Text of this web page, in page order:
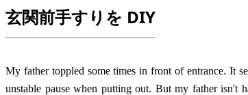
玄関前手すりを DIY
My father toppled some times in front of entrance. It
unstable pause when putting out. But my father